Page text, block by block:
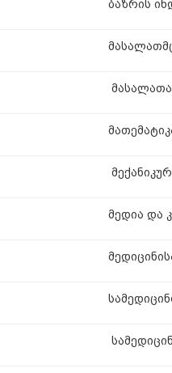
ბაზრის
მედია და